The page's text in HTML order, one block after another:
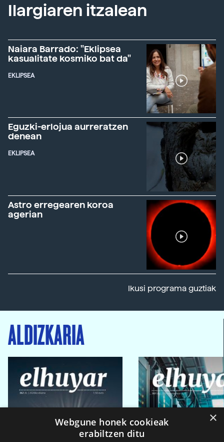
Ilargiaren itzalean
Naiara Barrado: "Eklipsea
kasualitate kosmiko bat da"
EKLIPSEA
Eguzki-erlojua aurreratzen
denean
EKLIPSEA
Astro erregearen koroa
agerian
Ikusi programa guztiak
ALDIZKARIA
×
Webgune honek cookieak
erabiltzen ditu